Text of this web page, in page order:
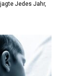
Jedes Jahr,